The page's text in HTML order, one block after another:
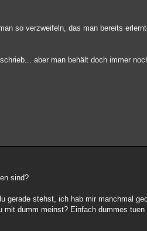
so verzweifeln, das man bereits
aber man behält doch immer
sind?
gerade stehst, ich hab mir manchmal
dumm meinst? Einfach dummes